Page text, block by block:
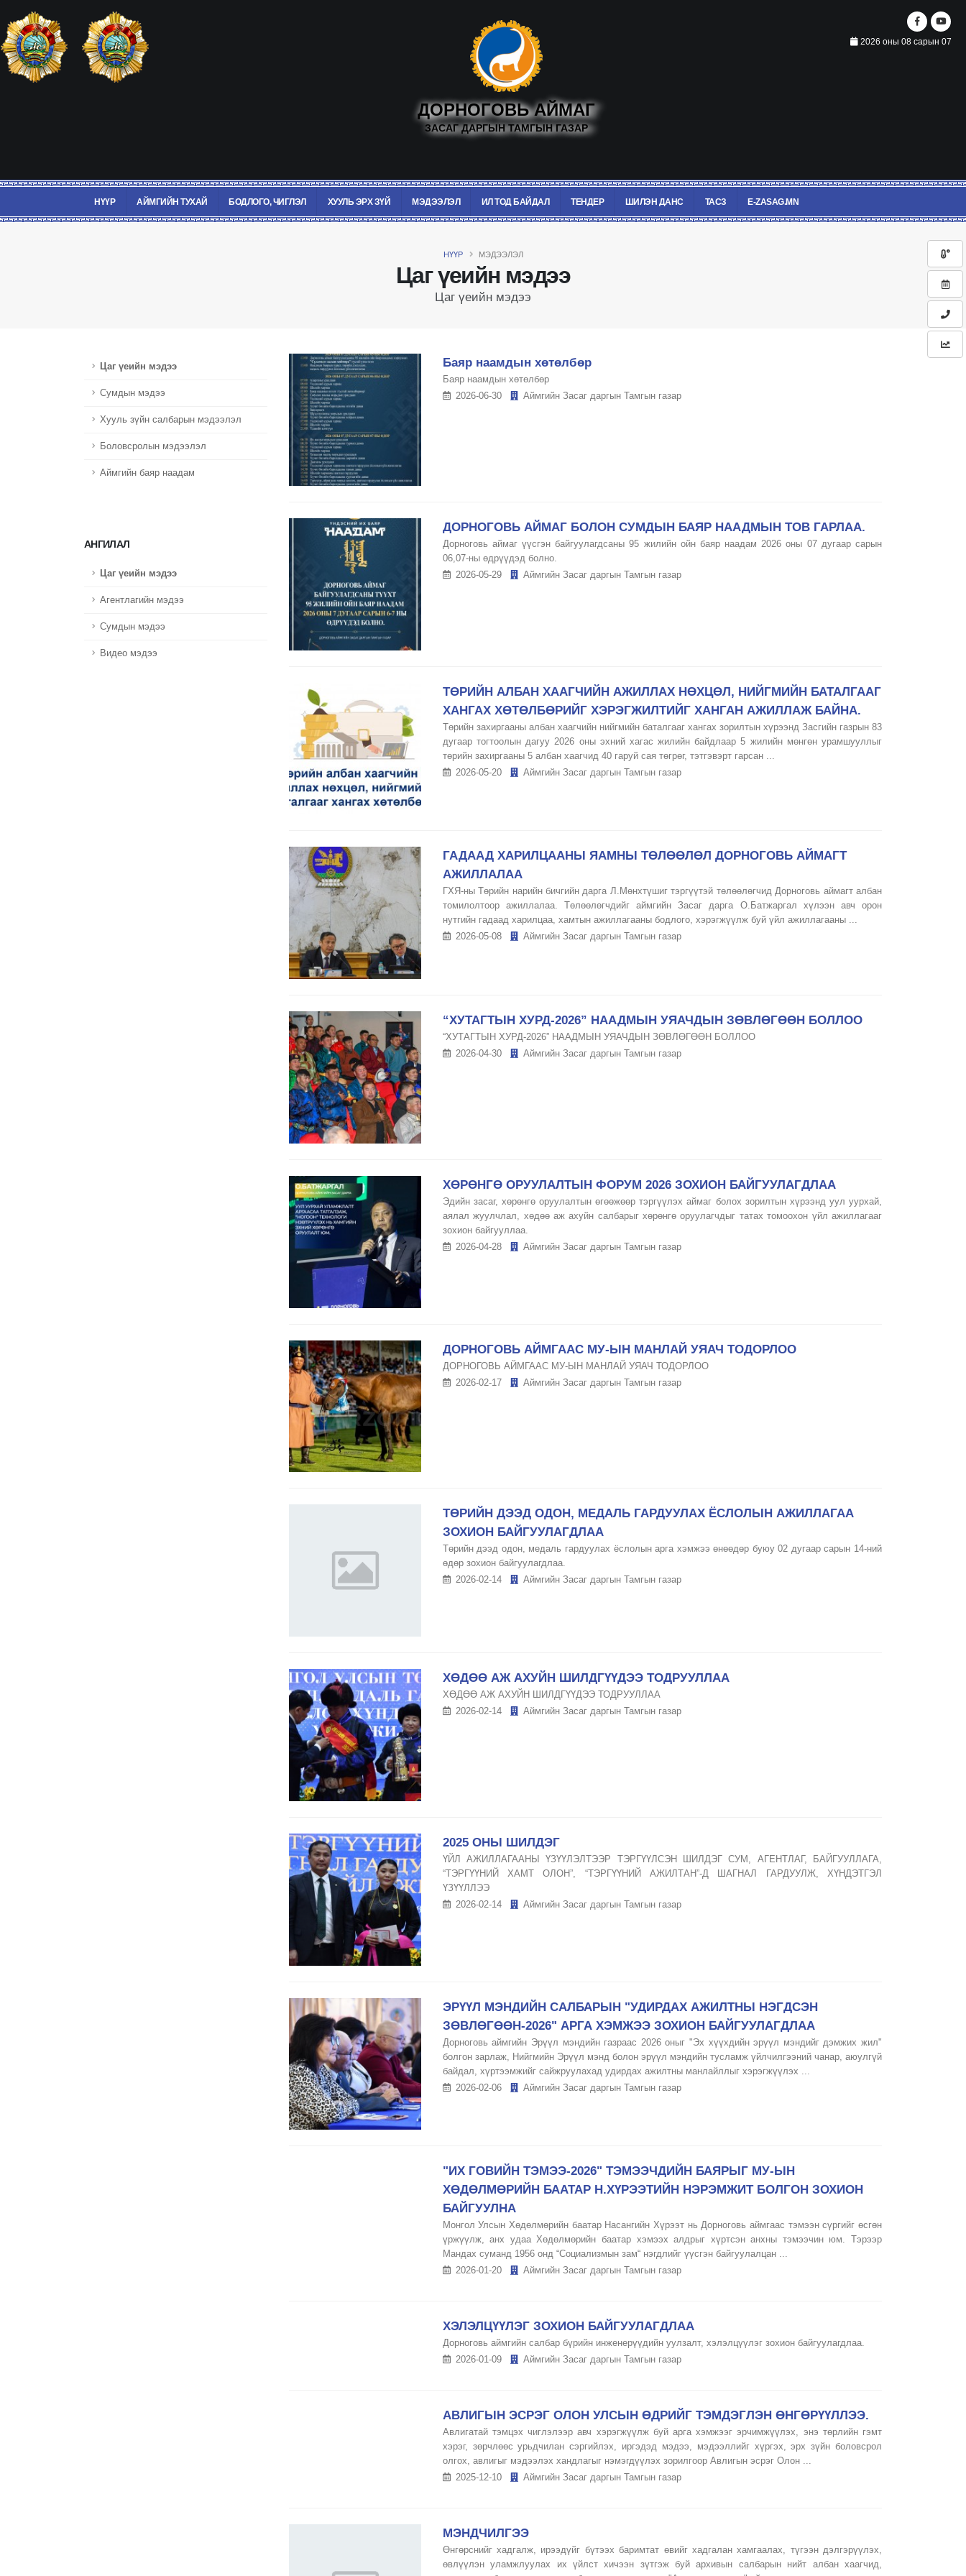
2026 оны 08 сарын 07
ДОРНОГОВЬ АЙМАГ
ЗАСАГ ДАРГЫН ТАМГЫН ГАЗАР
НҮҮР АЙМГИЙН ТУХАЙ БОДЛОГО, ЧИГЛЭЛ ХУУЛЬ ЭРХ ЗҮЙ МЭДЭЭЛЭЛ ИЛ ТОД БАЙДАЛ ТЕНДЕР ШИЛЭН ДАНС ТАСЗ E-ZASAG.MN
Цаг үеийн мэдээ
Цаг үеийн мэдээ
НҮҮР МЭДЭЭЛЭЛ
Цаг үеийн мэдээ
Сумдын мэдээ
Хууль зүйн салбарын мэдээлэл
Боловсролын мэдээлэл
Аймгийн баяр наадам
АНГИЛАЛ
Цаг үеийн мэдээ
Агентлагийн мэдээ
Сумдын мэдээ
Видео мэдээ
Баяр наамдын хөтөлбөр
Баяр наамдын хөтөлбөр
2026-06-30 Аймгийн Засаг даргын Тамгын газар
ДОРНОГОВЬ АЙМАГ БОЛОН СУМДЫН БАЯР НААДМЫН ТОВ ГАРЛАА.
Дорноговь аймаг үүсгэн байгуулагдсаны 95 жилийн ойн баяр наадам 2026 оны 07 дугаар сарын
06,07-ны өдрүүдэд болно.
2026-05-29 Аймгийн Засаг даргын Тамгын газар
ТӨРИЙН АЛБАН ХААГЧИЙН АЖИЛЛАХ НӨХЦӨЛ, НИЙГМИЙН БАТАЛГААГ
ХАНГАХ ХӨТӨЛБӨРИЙГ ХЭРЭГЖИЛТИЙГ ХАНГАН АЖИЛЛАЖ БАЙНА.
Төрийн захиргааны албан хаагчийн нийгмийн баталгааг хангах зорилтын хүрээнд Засгийн газрын 83
дугаар тогтоолын дагуу 2026 оны эхний хагас жилийн байдлаар 5 жилийн мөнгөн урамшууллыг
төрийн захиргааны 5 албан хаагчид 40 гаруй сая төгрөг, тэтгэвэрт гарсан ...
2026-05-20 Аймгийн Засаг даргын Тамгын газар
ГАДААД ХАРИЛЦААНЫ ЯАМНЫ ТӨЛӨӨЛӨЛ ДОРНОГОВЬ АЙМАГТ
АЖИЛЛАЛАА
ГХЯ-ны Төрийн нарийн бичгийн дарга Л.Мөнхтүшиг тэргүүтэй төлөөлөгчид Дорноговь аймагт албан
томилолтоор ажиллалаа. Төлөөлөгчдийг аймгийн Засаг дарга О.Батжаргал хүлээн авч орон
нутгийн гадаад харилцаа, хамтын ажиллагааны бодлого, хэрэгжүүлж буй үйл ажиллагааны ...
2026-05-08 Аймгийн Засаг даргын Тамгын газар
“ХУТАГТЫН ХУРД-2026” НААДМЫН УЯАЧДЫН ЗӨВЛӨГӨӨН БОЛЛОО
“ХУТАГТЫН ХУРД-2026” НААДМЫН УЯАЧДЫН ЗӨВЛӨГӨӨН БОЛЛОО
2026-04-30 Аймгийн Засаг даргын Тамгын газар
ХӨРӨНГӨ ОРУУЛАЛТЫН ФОРУМ 2026 ЗОХИОН БАЙГУУЛАГДЛАА
Эдийн засаг, хөрөнгө оруулалтын өгөөжөөр тэргүүлэх аймаг болох зорилтын хүрээнд уул уурхай,
аялал жуулчлал, хөдөө аж ахуйн салбарыг хөрөнгө оруулагчдыг татах томоохон үйл ажиллагааг
зохион байгууллаа.
2026-04-28 Аймгийн Засаг даргын Тамгын газар
ДОРНОГОВЬ АЙМГААС МУ-ЫН МАНЛАЙ УЯАЧ ТОДОРЛОО
ДОРНОГОВЬ АЙМГААС МУ-ЫН МАНЛАЙ УЯАЧ ТОДОРЛОО
2026-02-17 Аймгийн Засаг даргын Тамгын газар
ТӨРИЙН ДЭЭД ОДОН, МЕДАЛЬ ГАРДУУЛАХ ЁСЛОЛЫН АЖИЛЛАГАА
ЗОХИОН БАЙГУУЛАГДЛАА
Төрийн дээд одон, медаль гардуулах ёслолын арга хэмжээ өнөөдөр буюу 02 дугаар сарын 14-ний
өдөр зохион байгуулагдлаа.
2026-02-14 Аймгийн Засаг даргын Тамгын газар
ХӨДӨӨ АЖ АХУЙН ШИЛДГҮҮДЭЭ ТОДРУУЛЛАА
ХӨДӨӨ АЖ АХУЙН ШИЛДГҮҮДЭЭ ТОДРУУЛЛАА
2026-02-14 Аймгийн Засаг даргын Тамгын газар
2025 ОНЫ ШИЛДЭГ
ҮЙЛ АЖИЛЛАГААНЫ ҮЗҮҮЛЭЛТЭЭР ТЭРГҮҮЛСЭН ШИЛДЭГ СУМ, АГЕНТЛАГ, БАЙГУУЛЛАГА,
“ТЭРГҮҮНИЙ ХАМТ ОЛОН”, “ТЭРГҮҮНИЙ АЖИЛТАН”-Д ШАГНАЛ ГАРДУУЛЖ, ХҮНДЭТГЭЛ
ҮЗҮҮЛЛЭЭ
2026-02-14 Аймгийн Засаг даргын Тамгын газар
ЭРҮҮЛ МЭНДИЙН САЛБАРЫН "УДИРДАХ АЖИЛТНЫ НЭГДСЭН
ЗӨВЛӨГӨӨН-2026" АРГА ХЭМЖЭЭ ЗОХИОН БАЙГУУЛАГДЛАА
Дорноговь аймгийн Эрүүл мэндийн газраас 2026 оныг "Эх хүүхдийн эрүүл мэндийг дэмжих жил"
болгон зарлаж, Нийгмийн Эрүүл мэнд болон эрүүл мэндийн тусламж үйлчилгээний чанар, аюулгүй
байдал, хүртээмжийг сайжруулахад удирдах ажилтны манлайллыг хэрэгжүүлэх ...
2026-02-06 Аймгийн Засаг даргын Тамгын газар
"ИХ ГОВИЙН ТЭМЭЭ-2026" ТЭМЭЭЧДИЙН БАЯРЫГ МУ-ЫН
ХӨДӨЛМӨРИЙН БААТАР Н.ХҮРЭЭТИЙН НЭРЭМЖИТ БОЛГОН ЗОХИОН
БАЙГУУЛНА
Монгол Улсын Хөдөлмөрийн баатар Насангийн Хүрээт нь Дорноговь аймгаас тэмээн сүргийг өсгөн
үржүүлж, анх удаа Хөдөлмөрийн баатар хэмээх алдрыг хүртсэн анхны тэмээчин юм. Тэрээр
Мандах суманд 1956 онд “Социализмын зам“ нэгдлийг үүсгэн байгуулалцан ...
2026-01-20 Аймгийн Засаг даргын Тамгын газар
ХЭЛЭЛЦҮҮЛЭГ ЗОХИОН БАЙГУУЛАГДЛАА
Дорноговь аймгийн салбар бүрийн инженерүүдийн уулзалт, хэлэлцүүлэг зохион байгуулагдлаа.
2026-01-09 Аймгийн Засаг даргын Тамгын газар
АВЛИГЫН ЭСРЭГ ОЛОН УЛСЫН ӨДРИЙГ ТЭМДЭГЛЭН ӨНГӨРҮҮЛЛЭЭ.
Авлигатай тэмцэх чиглэлээр авч хэрэгжүүлж буй арга хэмжээг эрчимжүүлэх, энэ төрлийн гэмт
хэрэг, зөрчлөөс урьдчилан сэргийлэх, иргэдэд мэдээ, мэдээллийг хүргэх, эрх зүйн боловсрол
олгох, авлигыг мэдээлэх хандлагыг нэмэгдүүлэх зорилгоор Авлигын эсрэг Олон ...
2025-12-10 Аймгийн Засаг даргын Тамгын газар
МЭНДЧИЛГЭЭ
Өнгөрснийг хадгалж, ирээдүйг бүтээх баримтат өвийг хадгалан хамгаалах, түгээн дэлгэрүүлэх,
өвлүүлэн уламжлуулах их үйлст хичээн зүтгэж буй архивын салбарын нийт албан хаагчид,